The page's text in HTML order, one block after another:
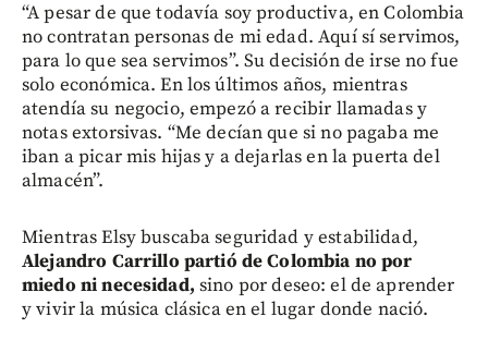
“A pesar de que todavía soy productiva, en Colombia
no contratan personas de mi edad. Aquí sí servimos,
para lo que sea servimos”. Su decisión de irse no fue
solo económica. En los últimos años, mientras
atendía su negocio, empezó a recibir llamadas y
notas extorsivas. “Me decían que si no pagaba me
iban a picar mis hijas y a dejarlas en la puerta del
almacén”.
Mientras Elsy buscaba seguridad y estabilidad,
Alejandro Carrillo partió de Colombia no por
miedo ni necesidad, sino por deseo: el de aprender
y vivir la música clásica en el lugar donde nació.